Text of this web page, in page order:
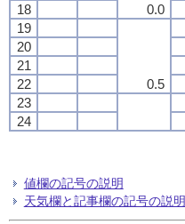
0.0
18
19
0.5
20
21
22
23
24
値欄の記号の説明
天気欄と記事欄の記号の説明